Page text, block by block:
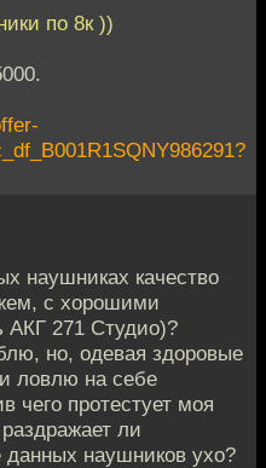
по 8к ))
наушниках качество
с хорошими
АКГ 271 Студио)?
но, одевая здоровые
ловлю на себе
чего протестует моя
ли
данных наушников ухо?